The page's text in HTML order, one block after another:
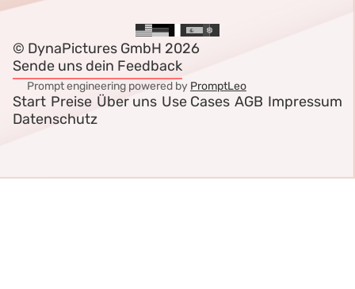
© DynaPictures GmbH 2026
Sende uns dein Feedback
Prompt engineering powered by PromptLeo
Start Preise Über uns Use Cases AGB Impressum
Datenschutz